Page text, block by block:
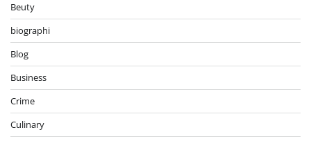
Beuty
biographi
Blog
Business
Crime
Culinary